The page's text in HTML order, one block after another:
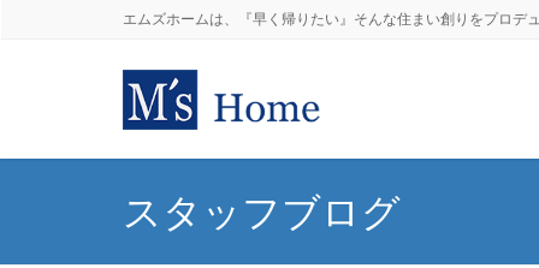
エムズホームは、『早く帰りたい』そんな住まい創りをプロデ
スタッフブログ